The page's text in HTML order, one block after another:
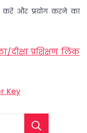
करें और प्रयोग करने का
दीक्षा प्रशिक्षण लिंक
Key